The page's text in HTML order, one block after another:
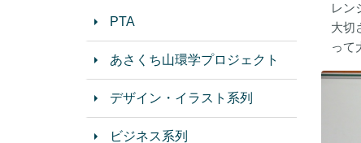
レン
大切
って
PTA
あさくち山環学プロジェクト
デザイン・イラスト系列
ビジネス系列